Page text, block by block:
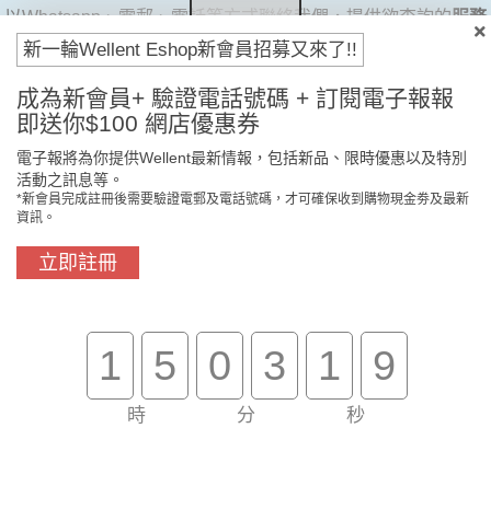
以Whatsapp、電郵、電話等方式聯絡我們，提供欲查詢的服務
內容，機構/公司英文名稱，送貨地址，聯絡人名稱，電話，電
郵等簡單資訊
以WHATSAPP聯絡我們
新一輪Wellent Eshop新會員招募又來了!!
成為新會員+ 驗證電話號碼 + 訂閱電子報報
即送你$100 網店優惠券
電子報將為你提供Wellent最新情報，包括新品、限時優惠以及特別
活動之訊息等。
*新會員完成註冊後需要驗證電郵及電話號碼，才可確保收到購物現金劵及最新
資訊。
立即註冊
1 5
時
0 3
分
1 8
秒